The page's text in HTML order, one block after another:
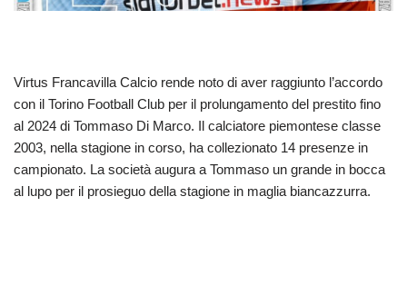
Virtus Francavilla Calcio rende noto di aver raggiunto l’accordo
con il Torino Football Club per il prolungamento del prestito fino
al 2024 di Tommaso Di Marco. Il calciatore piemontese classe
2003, nella stagione in corso, ha collezionato 14 presenze in
campionato. La società augura a Tommaso un grande in bocca
al lupo per il prosieguo della stagione in maglia biancazzurra.